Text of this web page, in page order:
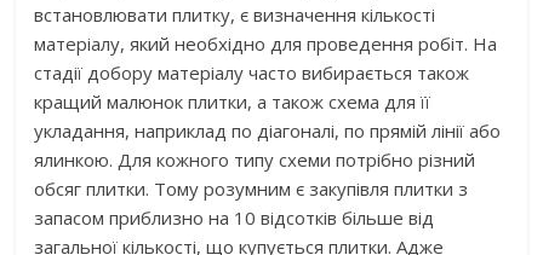
встановлювати плитку, є визначення кількості
матеріалу, який необхідно для проведення робіт. На
стадії добору матеріалу часто вибирається також
кращий малюнок плитки, а також схема для її
укладання, наприклад по діагоналі, по прямій лінії або
ялинкою. Для кожного типу схеми потрібно різний
обсяг плитки. Тому розумним є закупівля плитки з
запасом приблизно на 10 відсотків більше від
загальної кількості, що купується плитки. Адже